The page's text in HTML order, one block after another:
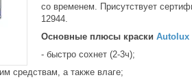
со временем. Присутствует
12944.
Основные плюсы краски Autolux
- быстро сохнет (2-3ч);
средствам, а также влаге;